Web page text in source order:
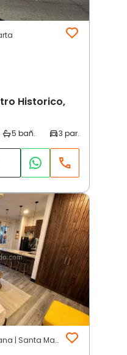
Historico,
Centro Historico | Area Urbana | Santa Marta